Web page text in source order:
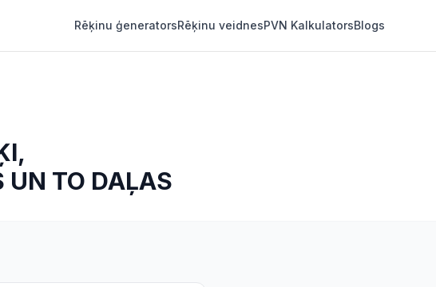
Rēķinu ģeneratorsRēķinu veidnesPVN KalkulatorsBlogs
UN TO DAĻAS